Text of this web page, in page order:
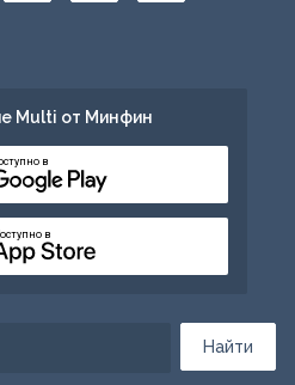
Найти
Multi от Минфин
в
в